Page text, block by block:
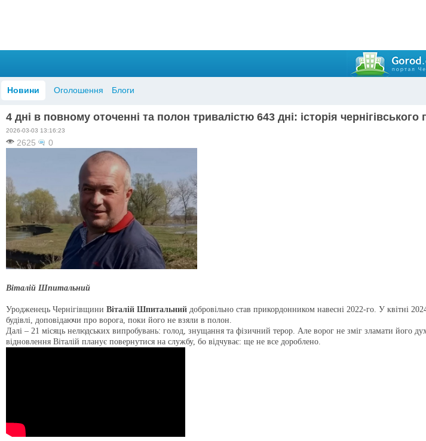
Новини Оголошення Блоги
4 дні в повному оточенні та полон тривалістю 643 дні: історія
2026-03-03 13:16:23
2625 0
Віталій Шпитальний
Уродженець Чернігівщини Віталій Шпитальний добровільно став прикордонником навесні 2022-го. У квітні
будівлі, доповідаючи про ворога, поки його не взяли в полон.
Далі – 21 місяць нелюдських випробувань: голод, знущання та фізичний терор. Але ворог не зміг зламати його
відновлення Віталій планує повернутися на службу, бо відчуває: ще не все дороблено.